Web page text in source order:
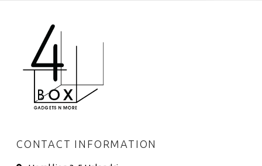
CONTACT INFORMATION